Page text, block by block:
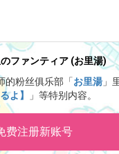
ファンティア (お里湯)
的粉丝俱乐部「お里湯 」
よ】
」等特别内容。
费注册新账号